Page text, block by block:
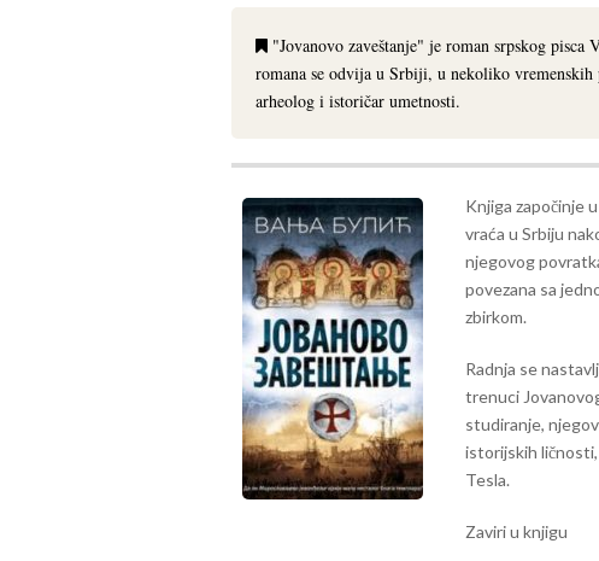
"Jovanovo zaveštanje" je roman srpskog
romana se odvija u Srbiji, u nekoliko
arheolog i istoričar umetnosti.
Knjiga započinje
vraća u Srbiju
njegovog
povezana sa
zbirkom.
Radnja se
trenuci
studiranje,
istorijskih ličnosti,
Tesla.
Zaviri u knjigu